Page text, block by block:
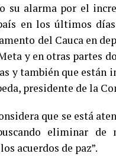
su alarma por el
en los últimos
del Cauca en
y en otras partes
y también que están
presidente de la
que se está
eliminar de
acuerdos de paz”.